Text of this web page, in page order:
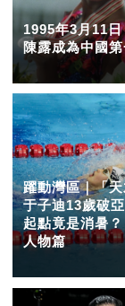
1995年3月11日
陳露成為中國
躍動灣區｜「天
于子迪13歲破
起點竟是消暑
人物篇